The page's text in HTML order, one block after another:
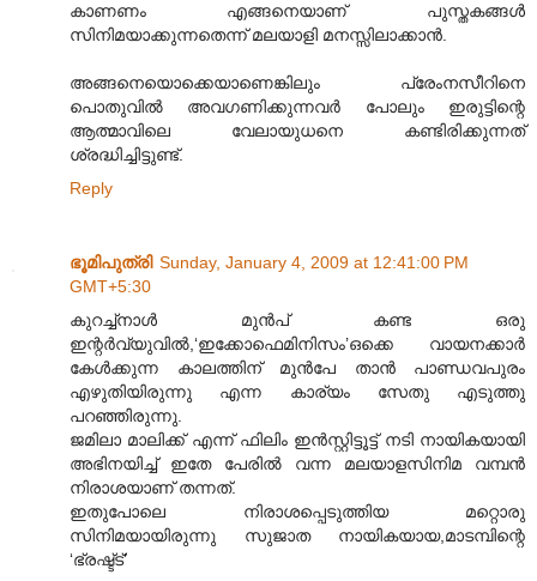
കാണണം എങ്ങനെയാണ് പുസ്തകങ്ങൾ
സിനിമയാക്കുന്നതെന്ന് മലയാളി മനസ്സിലാക്കാൻ.
അങ്ങനെയൊക്കെയാണെങ്കിലും പ്രേംനസീറിനെ
പൊതുവിൽ അവഗണിക്കുന്നവർ പോലും ഇരുട്ടിന്റെ
ആത്മാവിലെ വേലായുധനെ കണ്ടിരിക്കുന്നത്
ശ്രദ്ധിച്ചിട്ടുണ്ട്.
Reply
ഭൂമിപുത്രി Sunday, January 4, 2009 at 12:41:00 PM
GMT+5:30
കുറച്ച്നാൾ മുൻപ് കണ്ട ഒരു
ഇന്റർവ്യുവിൽ,‘ഇക്കോഫെമിനിസം’ഒക്കെ വായനക്കാർ
കേൾക്കുന്ന കാലത്തിന് മുൻപേ താൻ പാണ്ഡവപുരം
എഴുതിയിരുന്നു എന്ന കാര്യം സേതു എടുത്തു
പറഞ്ഞിരുന്നു.
ജമിലാ മാലിക്ക് എന്ന് ഫിലിം ഇൻസ്റ്റിട്ടൂട്ട് നടി നായികയായി
അഭിനയിച്ച് ഇതേ പേരിൽ വന്ന മലയാളസിനിമ വമ്പൻ
നിരാശയാണ് തന്നത്.
ഇതുപോലെ നിരാശപ്പെടുത്തിയ മറ്റൊരു
സിനിമയായിരുന്നു സുജാത നായികയാ‍യ,മാടമ്പിന്റെ
‘ഭ്രഷ്ട്ട്’